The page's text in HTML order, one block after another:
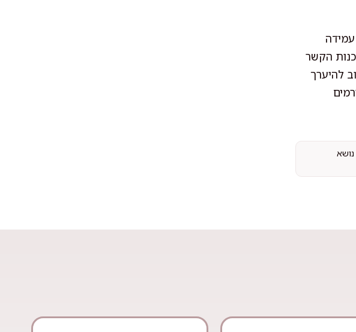
הקשר
להיערך